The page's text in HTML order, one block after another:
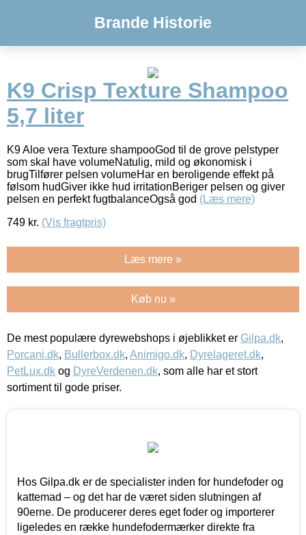
Brande Historie
K9 Crisp Texture Shampoo
5,7 liter
K9 Aloe vera Texture shampooGod til de grove pelstyper
som skal have volumeNatulig, mild og økonomisk i
brugTilfører pelsen volumeHar en beroligende effekt på
følsom hudGiver ikke hud irritationBeriger pelsen og giver
pelsen en perfekt fugtbalanceOgså god (Læs mere)
749 kr. (Vis fragtpris)
Læs mere »
Køb nu »
De mest populære dyrewebshops i øjeblikket er Gilpa.dk,
Porcani.dk, Bullerbox.dk, Animigo.dk, Dyrelageret.dk,
PetLux.dk og DyreVerdenen.dk, som alle har et stort
sortiment til gode priser.
Hos Gilpa.dk er de specialister inden for hundefoder og
kattemad – og det har de været siden slutningen af
90erne. De producerer deres eget foder og importerer
ligeledes en række hundefodermærker direkte fra